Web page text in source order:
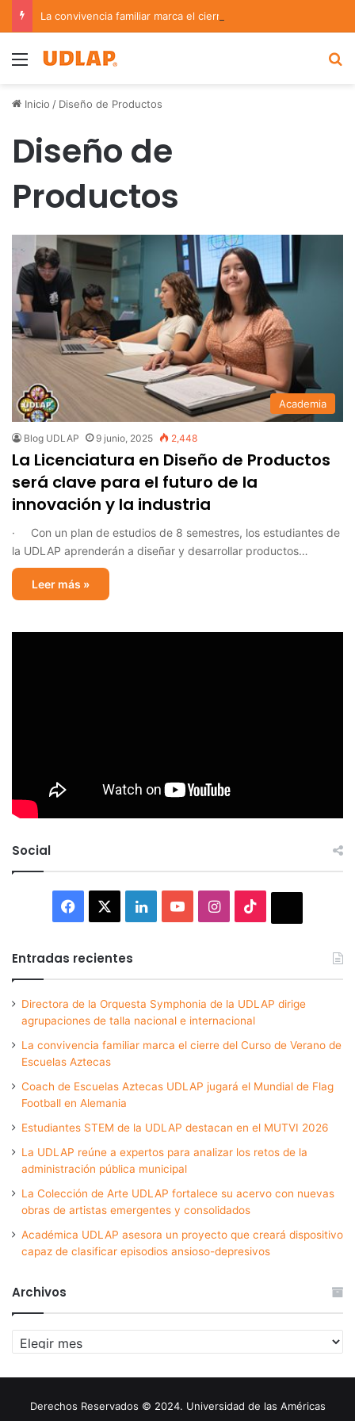
Menu
Inicio / Diseño de Productos
Diseño de
Productos
Academia
Blog UDLAP 9 junio, 2025 2,448
La Licenciatura en Diseño de Productos
será clave para el futuro de la
innovación y la industria
· Con un plan de estudios de 8 semestres, los estudiantes de
la UDLAP aprenderán a diseñar y desarrollar productos…
Leer más »
Social
Facebook LinkedInYouTubeInstagram
Entradas recientes
Directora de la Orquesta Symphonia de la UDLAP dirige
agrupaciones de talla nacional e internacional
La convivencia familiar marca el cierre del Curso de Verano de
Escuelas Aztecas
Coach de Escuelas Aztecas UDLAP jugará el Mundial de Flag
Football en Alemania
Estudiantes STEM de la UDLAP destacan en el MUTVI 2026
La UDLAP reúne a expertos para analizar los retos de la
administración pública municipal
La Colección de Arte UDLAP fortalece su acervo con nuevas
obras de artistas emergentes y consolidados
Académica UDLAP asesora un proyecto que creará dispositivo
capaz de clasificar episodios ansioso-depresivos
Archivos
Archivos
Derechos Reservados © 2024. Universidad de las Américas